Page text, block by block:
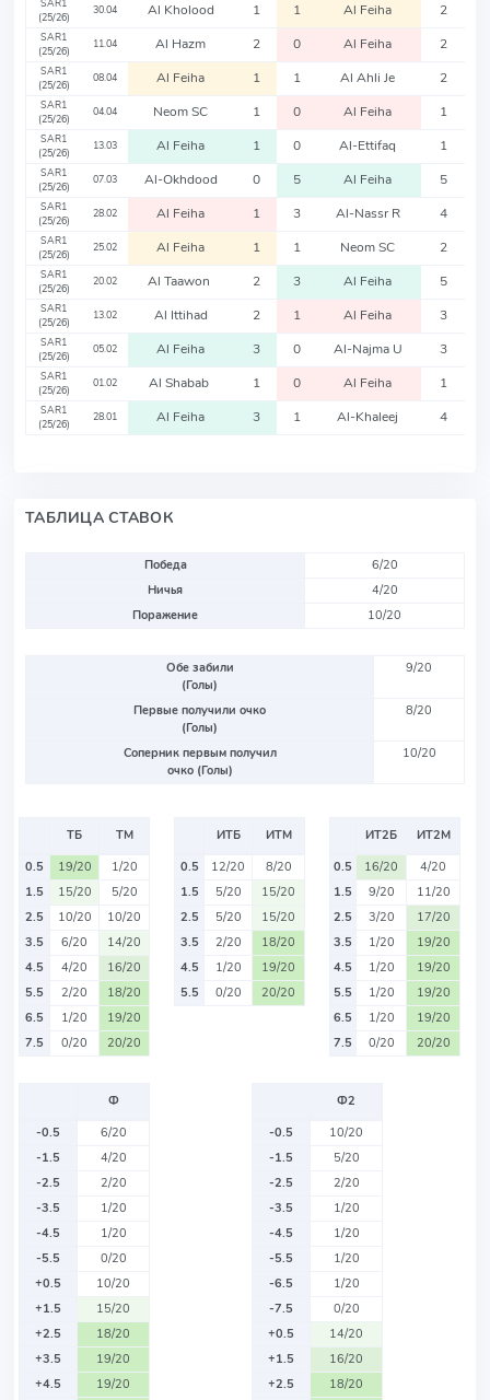
SAR1
(25/26)
30.04 Al Kholood 1 1 Al Feiha 2
SAR1
(25/26)
11.04 Al Hazm 2 0 Al Feiha 2
SAR1
(25/26)
08.04 Al Feiha 1 1 Al Ahli Je 2
SAR1
(25/26)
04.04 Neom SC 1 0 Al Feiha 1
SAR1
(25/26)
13.03 Al Feiha 1 0 Al-Ettifaq 1
SAR1
(25/26)
07.03 Al-Okhdood 0 5 Al Feiha 5
SAR1
(25/26)
28.02 Al Feiha 1 3 Al-Nassr R 4
SAR1
(25/26)
25.02 Al Feiha 1 1 Neom SC 2
SAR1
(25/26)
20.02 Al Taawon 2 3 Al Feiha 5
SAR1
(25/26)
13.02 Al Ittihad 2 1 Al Feiha 3
SAR1
(25/26)
05.02 Al Feiha 3 0 Al-Najma U 3
SAR1
(25/26)
01.02 Al Shabab 1 0 Al Feiha 1
SAR1
(25/26)
28.01 Al Feiha 3 1 Al-Khaleej 4
ТАБЛИЦА СТАВОК
Победа
6/20
Ничья
4/20
Поражение
10/20
Обе забили
(Голы)
9/20
Первые получили очко
(Голы)
8/20
Соперник первым получил
очко (Голы)
10/20
ТБ
ТМ
0.5
19/20
1/20
1.5
15/20
5/20
2.5
10/20
10/20
3.5
6/20
14/20
4.5
4/20
16/20
5.5
2/20
18/20
6.5
1/20
19/20
7.5
0/20 20/20
ИТБ
ИТМ
0.5
12/20
8/20
1.5
5/20
15/20
2.5
5/20
15/20
3.5
2/20
18/20
4.5
1/20
19/20
5.5
0/20 20/20
ИТ2Б
ИТ2М
0.5
16/20
4/20
1.5
9/20
11/20
2.5
3/20
17/20
3.5
1/20
19/20
4.5
1/20
19/20
5.5
1/20
19/20
6.5
1/20
19/20
7.5
0/20 20/20
Ф
-0.5
6/20
-1.5
4/20
-2.5
2/20
-3.5
1/20
-4.5
1/20
-5.5
0/20
+0.5
10/20
+1.5
15/20
+2.5
18/20
+3.5
19/20
+4.5
19/20
Ф2
-0.5
10/20
-1.5
5/20
-2.5
2/20
-3.5
1/20
-4.5
1/20
-5.5
1/20
-6.5
1/20
-7.5
0/20
+0.5
14/20
+1.5
16/20
+2.5
18/20